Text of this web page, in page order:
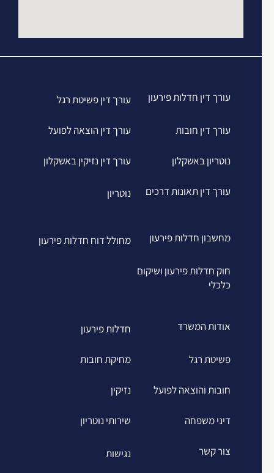
עורך דין חדלות פירעון עורך דין פשיטת רגל
עורך דין חובות עורך דין הוצאה לפועל
נוטריון באשקלון עורך דין נזיקין באשקלון
עורך דין תאונות דרכים נוטריון
מחשבון חדלות פירעון מחולל דוח חדלות פירעון
חוק חדלות פירעון ושיקום
כלכלי
אודות המשרד חדלות פירעון
פשיטת רגל מחיקת חובות
חובות והוצאה לפועל נזיקין
דיני משפחה שירותי נוטריון
צור קשר נגישות